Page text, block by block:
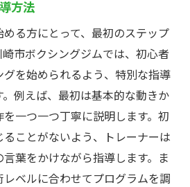
方法
る方にとって、最初のステップ
市ボクシングジムでは、初心者
を始められるよう、特別な指導
例えば、最初は基本的な動きか
一つ一つ丁寧に説明します。初
ことがないよう、トレーナーは
葉をかけながら指導します。ま
ベルに合わせてプログラムを調